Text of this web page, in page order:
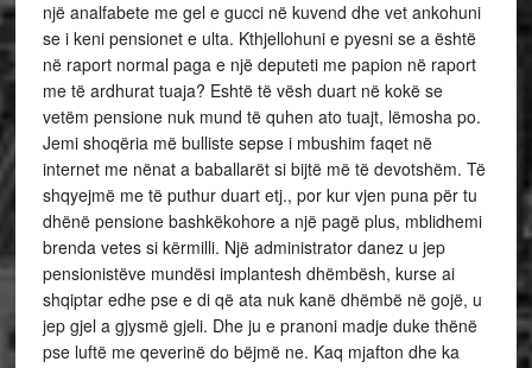
një analfabete me gel e gucci në kuvend dhe vet ankohuni
se i keni pensionet e ulta. Kthjellohuni e pyesni se a është
në raport normal paga e një deputeti me papion në raport
me të ardhurat tuaja? Eshtë të vësh duart në kokë se
vetëm pensione nuk mund të quhen ato tuajt, lëmosha po.
Jemi shoqëria më bulliste sepse i mbushim faqet në
internet me nënat a baballarët si bijtë më të devotshëm. Të
shqyejmë me të puthur duart etj., por kur vjen puna për tu
dhënë pensione bashkëkohore a një pagë plus, mblidhemi
brenda vetes si kërmilli. Një administrator danez u jep
pensionistëve mundësi implantesh dhëmbësh, kurse ai
shqiptar edhe pse e di që ata nuk kanë dhëmbë në gojë, u
jep gjel a gjysmë gjeli. Dhe ju e pranoni madje duke thënë
pse luftë me qeverinë do bëjmë ne. Kaq mjafton dhe ka